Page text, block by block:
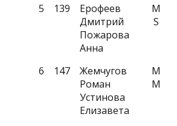
5 139
Ерофеев
Дмитрий
Пожарова
Анна
M
S
6 147
Жемчугов
Роман
Устинова
Елизавета
M
M